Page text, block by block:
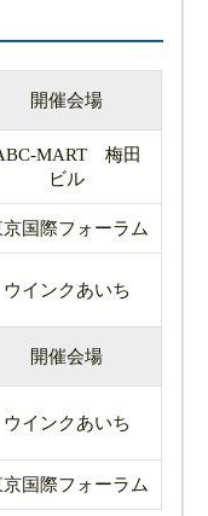
開催会場
MART 梅田
ビル
京国際フォーラム
ウインクあいち
開催会場
ウインクあいち
京国際フォーラム